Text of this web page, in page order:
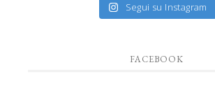
Segui su Instagram
FACEBOOK